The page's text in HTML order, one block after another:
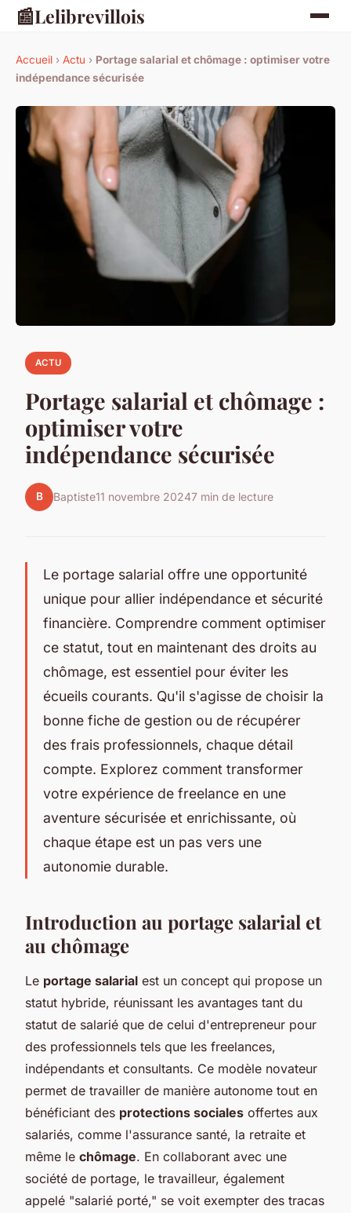
📰Lelibrevillois
Accueil › Actu › Portage salarial et chômage : optimiser votre
indépendance sécurisée
ACTU
Portage salarial et chômage :
optimiser votre
indépendance sécurisée
B Baptiste11 novembre 20247 min de lecture
Le portage salarial offre une opportunité
unique pour allier indépendance et sécurité
financière. Comprendre comment optimiser
ce statut, tout en maintenant des droits au
chômage, est essentiel pour éviter les
écueils courants. Qu'il s'agisse de choisir la
bonne fiche de gestion ou de récupérer
des frais professionnels, chaque détail
compte. Explorez comment transformer
votre expérience de freelance en une
aventure sécurisée et enrichissante, où
chaque étape est un pas vers une
autonomie durable.
Introduction au portage salarial et
au chômage
Le portage salarial est un concept qui propose un
statut hybride, réunissant les avantages tant du
statut de salarié que de celui d'entrepreneur pour
des professionnels tels que les freelances,
indépendants et consultants. Ce modèle novateur
permet de travailler de manière autonome tout en
bénéficiant des protections sociales offertes aux
salariés, comme l'assurance santé, la retraite et
même le chômage. En collaborant avec une
société de portage, le travailleur, également
appelé "salarié porté," se voit exempter des tracas